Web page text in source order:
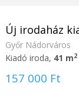
Új irodaház
Győr Nádorváros
Kiadó iroda, 41 m2
157 000 Ft